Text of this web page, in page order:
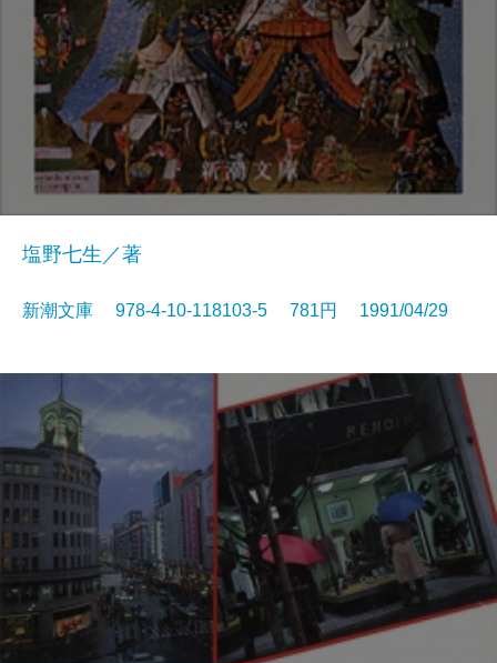
塩野七生／著
新潮文庫 978-4-10-118103-5 781円 1991/04/29